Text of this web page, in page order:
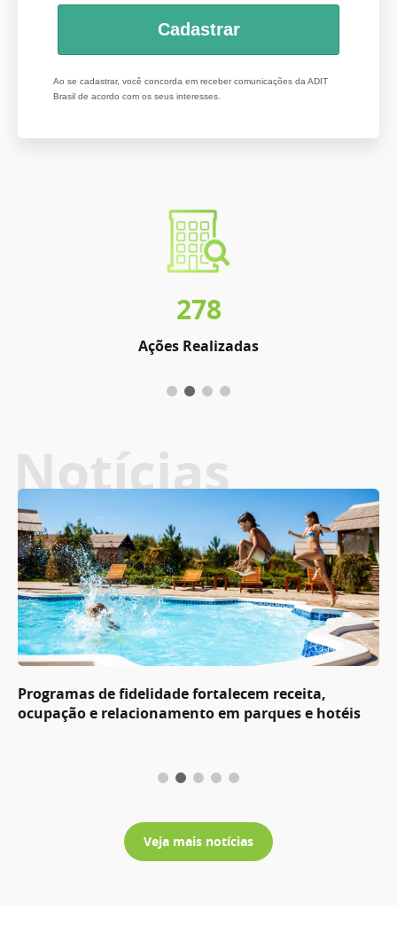
Cadastrar
Ao se cadastrar, você concorda em receber comunicações da ADIT
Brasil de acordo com os seus interesses.
278
Ações Realizadas
Notícias
Programas de fidelidade fortalecem receita,
ocupação e relacionamento em parques e hotéis
Veja mais notícias